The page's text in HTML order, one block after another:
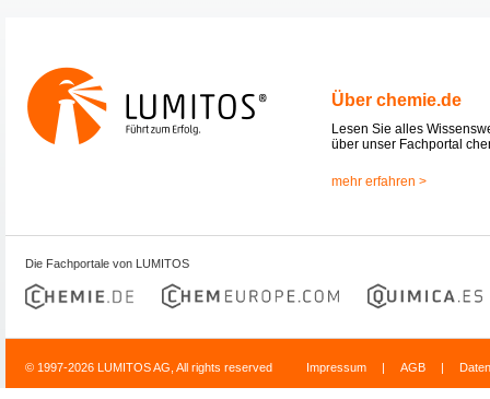
Über chemie.de
Lesen Sie alles
über unser Fachportal
mehr erfahren >
Die Fachportale von LUMITOS
© 1997-2026 LUMITOS AG, All rights reserved Impressum | AGB |